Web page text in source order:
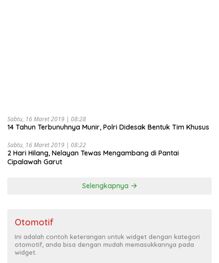
Sabtu, 16 Maret 2019 | 08:28
14 Tahun Terbunuhnya Munir, Polri Didesak Bentuk Tim Khusus
Sabtu, 16 Maret 2019 | 08:22
2 Hari Hilang, Nelayan Tewas Mengambang di Pantai
Cipalawah Garut
Selengkapnya
Otomotif
Ini adalah contoh keterangan untuk widget dengan kategori
otomotif, anda bisa dengan mudah memasukkannya pada
widget.